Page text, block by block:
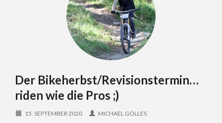
Der Bikeherbst/Revisionstermin…
riden wie die Pros ;)
15. SEPTEMBER 2020 MICHAEL GÖLLES